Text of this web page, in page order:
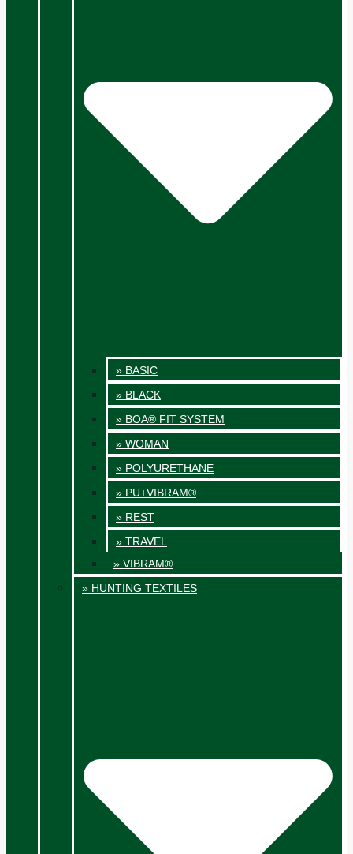
» BASIC
» BLACK
» BOA® FIT SYSTEM
» WOMAN
» POLYURETHANE
» PU+VIBRAM®
» REST
» TRAVEL
» VIBRAM®
» HUNTING TEXTILES